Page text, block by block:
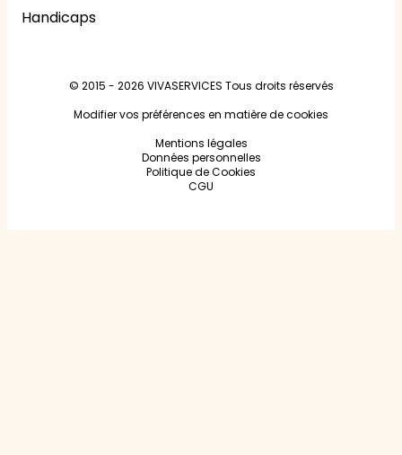
Handicaps
© 2015 - 2026 VIVASERVICES Tous droits réservés
Modifier vos préférences en matière de cookies
Mentions légales
Données personnelles
Politique de Cookies
CGU